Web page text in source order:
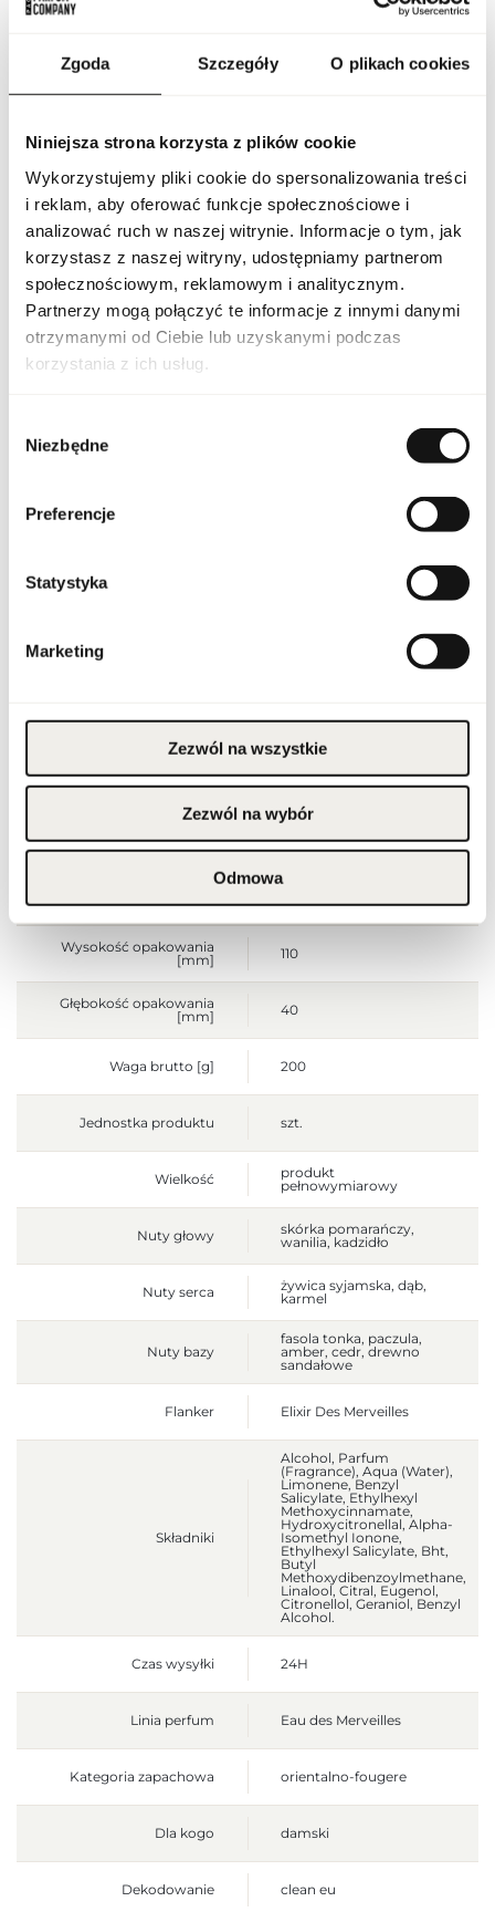
Zgoda Szczegóły O plikach cookies
Niniejsza strona korzysta z plików cookie
Wykorzystujemy pliki cookie do spersonalizowania treści
i reklam, aby oferować funkcje społecznościowe i
analizować ruch w naszej witrynie. Informacje o tym, jak
korzystasz z naszej witryny, udostępniamy partnerom
społecznościowym, reklamowym i analitycznym.
Partnerzy mogą połączyć te informacje z innymi danymi
otrzymanymi od Ciebie lub uzyskanymi podczas
korzystania z ich usług.
zgody
Niezbędne
Preferencje
Statystyka
Marketing
Zezwól na wszystkie
Zezwól na wybór
Odmowa
zaprojektowanym flakonem, który podkreśla luksusowy
Intensywność zapachu została dobrana tak, aby utrzymywał się
na skórze przez wiele godzin, pozostawiając subtelny,
ale wyraźny ślad. Doskonale sprawdzi się zarówno na co dzień,
wyjścia oraz wyjątkowe okazje, podkreślając styl i osobowość
wysoką jakość, wyrafinowany styl i niezapomniane doznania
olfaktoryczne.
PARAMETRY
Indeks
Eau des Merveilles Elixir
Ostrzeżenia
Trzymać z dala od ognia
Przechowywać poza
zasięgiem dzieci.
Przechowywać w
chłodnym miejscu. Nie
podrażnioną lub
uszkodzoną skórę.
Wyłącznie do użytku
zewnętrznego.
[mm]
Wysokość opakowania
[mm]
110
Głębokość opakowania
[mm]
40
Waga brutto [g] 200
Jednostka produktu szt.
Wielkość
produkt
pełnowymiarowy
Nuty głowy
skórka pomarańczy,
wanilia, kadzidło
Nuty serca
żywica syjamska, dąb,
karmel
Nuty bazy
fasola tonka, paczula,
amber, cedr, drewno
sandałowe
Flanker Elixir Des Merveilles
Składniki
Alcohol, Parfum
(Fragrance), Aqua (Water),
Limonene, Benzyl
Salicylate, Ethylhexyl
Methoxycinnamate,
Hydroxycitronellal, Alpha-
Isomethyl Ionone,
Ethylhexyl Salicylate, Bht,
Butyl
Methoxydibenzoylmethane,
Linalool, Citral, Eugenol,
Citronellol, Geraniol, Benzyl
Alcohol.
Czas wysyłki 24H
Linia perfum Eau des Merveilles
Kategoria zapachowa orientalno-fougere
Dla kogo damski
Dekodowanie clean eu